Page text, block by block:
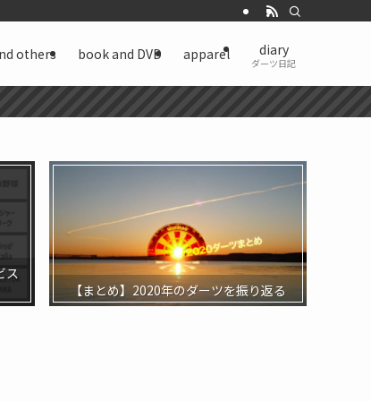
others book and DVD apparel diary
ダーツ日記
ス
【まとめ】2020年のダーツを振り返る